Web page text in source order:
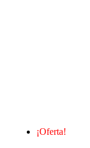
¡Oferta!